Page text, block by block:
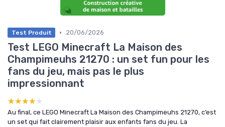
Test Produit • 20/06/2026
Test LEGO Minecraft La Maison des
Champimeuhs 21270 : un set fun pour les
fans du jeu, mais pas le plus
impressionnant
★★★★★
★★★★★
Au final, ce LEGO Minecraft La Maison des Champimeuhs 21270, c’est
un set qui fait clairement plaisir aux enfants fans du jeu. La